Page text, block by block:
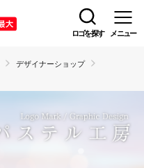
ロゴを探す メニュー
デザイナーショップ